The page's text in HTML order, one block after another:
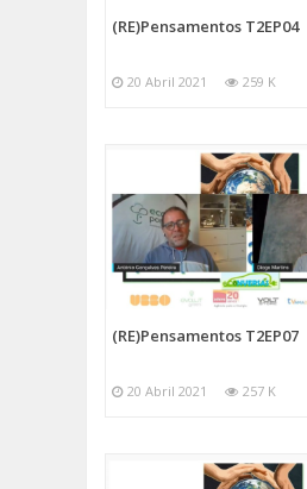
(RE)Pensamentos T2EP04
20 Abril 2021 259 K
(RE)Pensamentos T2EP07
20 Abril 2021 257 K